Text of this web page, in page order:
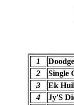
1
2
Single
3
Ek
4
Jy'S